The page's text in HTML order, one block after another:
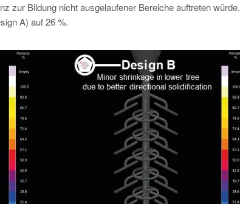
zur Bildung nicht ausgelaufener Bereiche auftreten würde.
A) auf 26 %.